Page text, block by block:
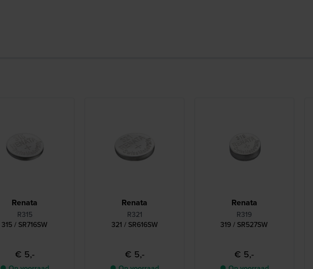
Renata
R315
315 / SR716SW
€ 5,-
Renata
R321
321 / SR616SW
€ 5,-
Renata
R319
319 / SR527SW
€ 5,-